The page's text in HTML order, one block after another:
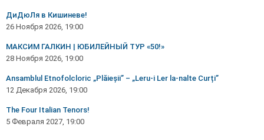
ДиДюЛя в Кишиневе!
26 Ноября 2026, 19:00
МАКСИМ ГАЛКИН | ЮБИЛЕЙНЫЙ ТУР «50!»
28 Ноября 2026, 19:00
Ansamblul Etnofolcloric „Plăieșii” – „Leru-i Ler la-nalte Curți”
12 Декабря 2026, 19:00
The Four Italian Tenors!
5 Февраля 2027, 19:00